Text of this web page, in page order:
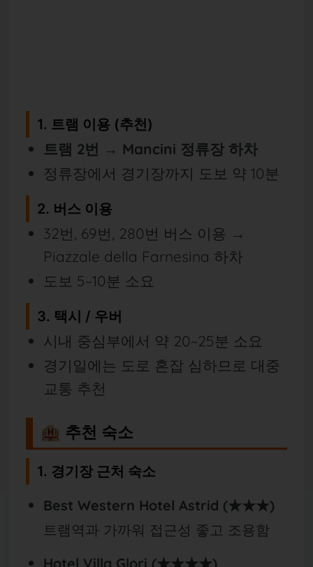
1. 트램 이용 (추천)
트램 2번 → Mancini 정류장 하차
정류장에서 경기장까지 도보 약 10분
2. 버스 이용
32번, 69번, 280번 버스 이용 →
Piazzale della Farnesina 하차
도보 5~10분 소요
3. 택시 / 우버
시내 중심부에서 약 20~25분 소요
경기일에는 도로 혼잡 심하므로 대중
교통 추천
🏨 추천 숙소
1. 경기장 근처 숙소
Best Western Hotel Astrid (★★★)
트램역과 가까워 접근성 좋고 조용함
Hotel Villa Glori (★★★★)